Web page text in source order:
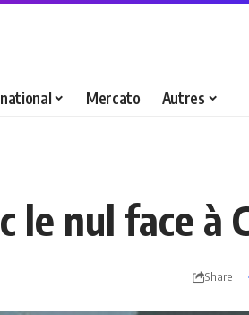
Mercato Autres
nul face à
Share